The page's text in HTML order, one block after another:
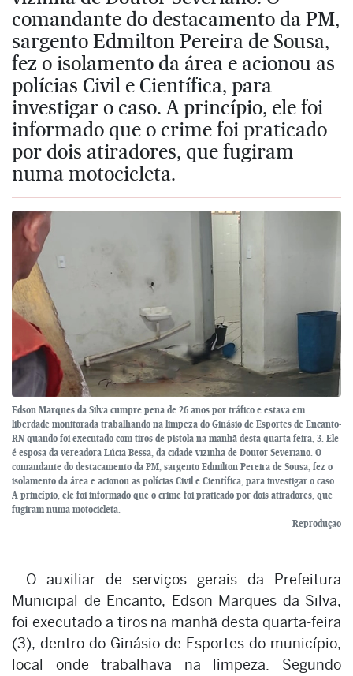
comandante do destacamento da PM,
sargento Edmilton Pereira de Sousa,
fez o isolamento da área e acionou as
polícias Civil e Científica, para
investigar o caso. A princípio, ele foi
informado que o crime foi praticado
por dois atiradores, que fugiram
numa motocicleta.
Edson Marques da Silva cumpre pena de 26 anos por tráfico e estava em
liberdade monitorada trabalhando na limpeza do Ginásio de Esportes de Encanto-
RN quando foi executado com tiros de pistola na manhã desta quarta-feira, 3. Ele
é esposa da vereadora Lúcia Bessa, da cidade vizinha de Doutor Severiano. O
comandante do destacamento da PM, sargento Edmilton Pereira de Sousa, fez o
isolamento da área e acionou as polícias Civil e Científica, para investigar o caso.
A princípio, ele foi informado que o crime foi praticado por dois atiradores, que
fugiram numa motocicleta.
Reprodução
O auxiliar de serviços gerais da Prefeitura
Municipal de Encanto, Edson Marques da Silva,
foi executado a tiros na manhã desta quarta-feira
(3), dentro do Ginásio de Esportes do município,
local onde trabalhava na limpeza. Segundo